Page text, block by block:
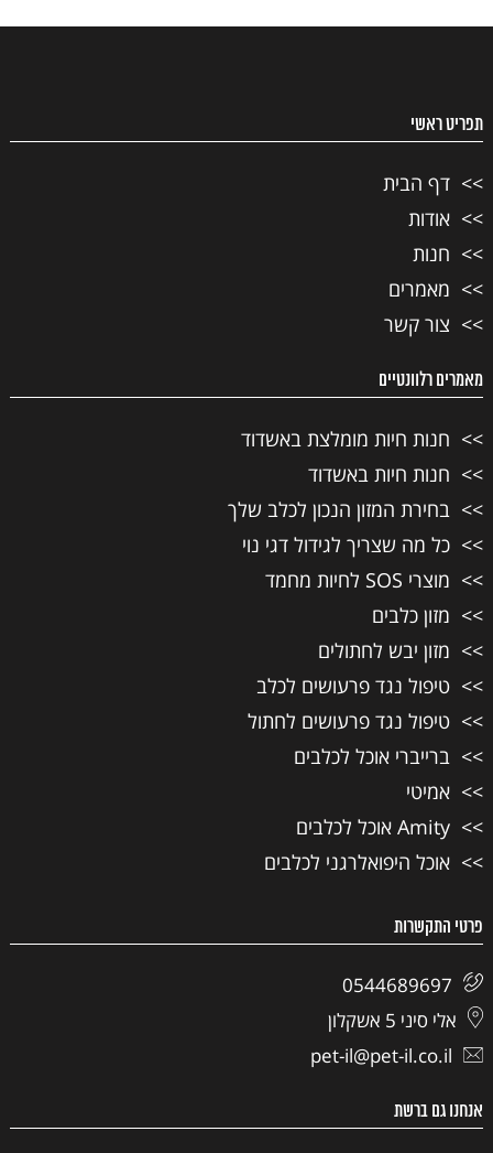
תפריט ראשי
דף הבית
אודות
חנות
מאמרים
צור קשר
מאמרים רלוונטיים
חנות חיות מומלצת באשדוד
חנות חיות באשדוד
בחירת המזון הנכון לכלב שלך
כל מה שצריך לגידול דגי נוי
מוצרי SOS לחיות מחמד
מזון כלבים
מזון יבש לחתולים
טיפול נגד פרעושים לכלב
טיפול נגד פרעושים לחתול
ברייברי אוכל לכלבים
אמיטי
Amity אוכל לכלבים
אוכל היפואלרגני לכלבים
פרטי התקשרות
0544689697
אלי סיני 5 אשקלון
pet-il@pet-il.co.il
אנחנו גם ברשת